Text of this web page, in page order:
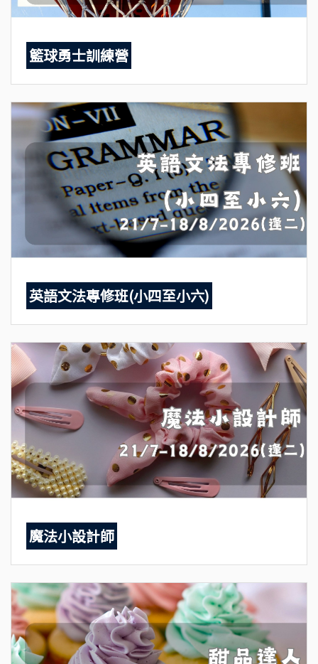
籃球勇士訓練營
英語文法專修班(小四至小六)
魔法小設計師